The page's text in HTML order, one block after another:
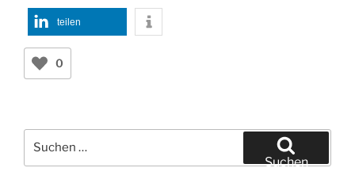
teilen
0
Suchen
nach:
Suchen